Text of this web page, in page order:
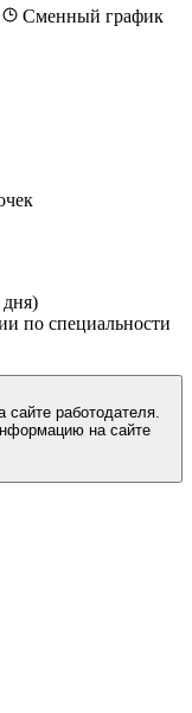
Сменный график
дня)
по специальности
работодателя.
на сайте